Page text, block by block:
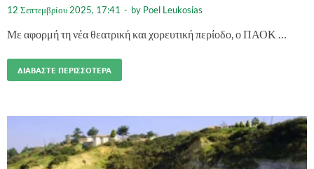
12 Σεπτεμβρίου 2025, 17:41 - by Poel Leukosias
Με αφορμή τη νέα θεατρική και χορευτική περίοδο, ο ΠΑΟΚ …
ΔΙΑΒΆΣΤΕ ΠΕΡΙΣΣΌΤΕΡΑ